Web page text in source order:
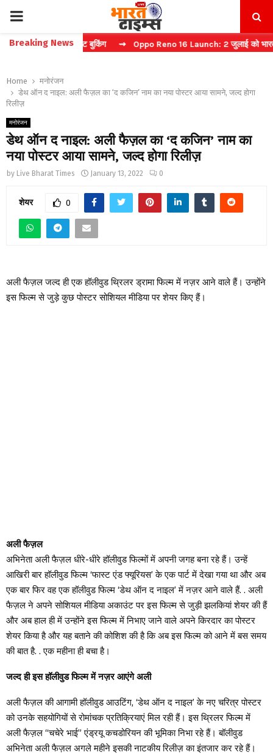
PRIMARY
MENU
Breaking News
करें फास्ट टिकट बुकिंग ⇝ Oppo Reno 16 Launch: 2 जुलाई को भारत में
Home
मनोरंजन
डेथ ऑन द नाइल: अली फैज़ल का ‘द कजिन’ नाम का नया पोस्टर आया सामने, जल्द होगा
रिलीज़
मनोरंजन
डेथ ऑन द नाइल: अली फैज़ल का ‘द कजिन’ नाम का
नया पोस्टर आया सामने, जल्द होगा रिलीज़
by Live Bharat Times January 13, 2022 0
शेयर 0
अली फैज़ल जल्द ही एक हॉलीवुड थ्रिलर ड्रामा फिल्म में नज़र आने वाले हैं। उन्होंने
इस फिल्म से जुड़े कुछ पोस्टर सोशियल मीडिया पर शेयर किए हैं।
अली फैज़ल
अभिनेता अली फैज़ल धीरे-धीरे हॉलीवुड फिल्मों में अपनी जगह बना रहे हैं। उन्हें
आखिरी बार हॉलीवुड फिल्म ‘फास्ट एंड फ्यूरियस’ के एक पार्ट में देखा गया था और अब
एक बार फिर वह एक हॉलीवुड फिल्म ‘डेथ ऑन द नाइल’ में नज़र आने वाले हैं. . अली
फैज़ल ने अपने सोशियल मीडिया अकाउंट पर इस फिल्म से जुड़ी झलकियां शेयर की हैं
और अब हाल ही में उन्होंने इस फिल्म में निभाए जाने वाले अपने किरदार का पोस्टर
शेयर किया है और यह बताने की कोशिश की है कि अब इस फिल्म को आने में बस समय
की बात है. . एक महीना ही बचा है।
जल्द ही इस हॉलीवुड फिल्म में नज़र आएंगे अली
अली फैज़ल की आगामी हॉलीवुड आउटिंग, ‘डेथ ऑन द नाइल’ के नए चरित्र पोस्टर
को उनके सहयोगियों से रोमांचक प्रतिक्रियाएं मिल रही हैं। इस थ्रिलर फिल्म में
अली फैज़ल “चचेरे भाई” एंड्रयू कचडोरियन की भूमिका निभा रहे हैं। बॉलीवुड
अभिनेता अली फैज़ल अगले महीने इसकी नाटकीय रिलीज़ का इंतजार कर रहे हैं।